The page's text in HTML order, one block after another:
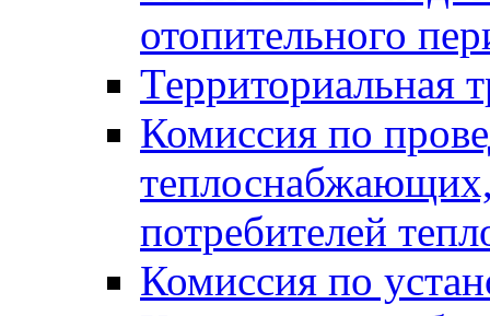
отопительного
Территориальная
Комиссия по
потребителей
Комиссия по